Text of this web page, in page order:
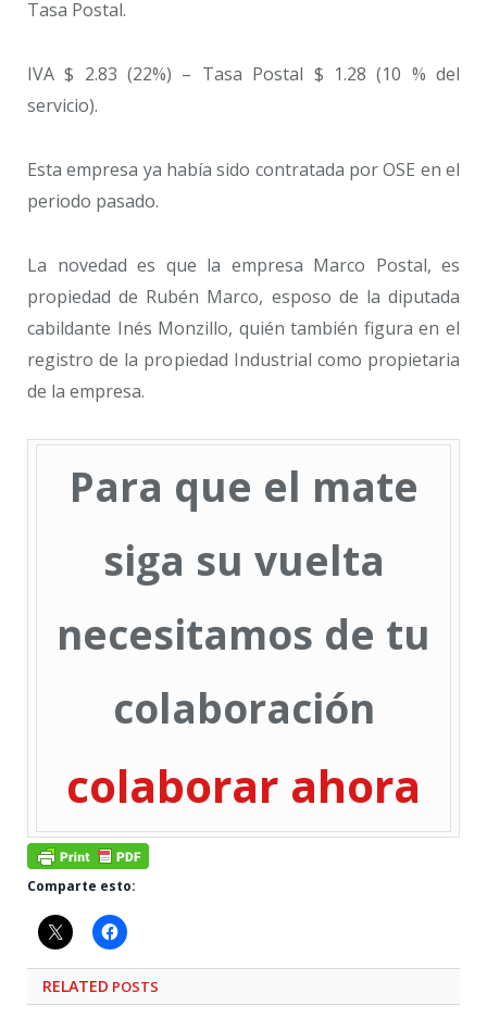
Tasa Postal.
IVA $ 2.83 (22%) – Tasa Postal $ 1.28 (10 % del
servicio).
Esta empresa ya había sido contratada por OSE en el
periodo pasado.
La novedad es que la empresa Marco Postal, es
propiedad de Rubén Marco, esposo de la diputada
cabildante Inés Monzillo, quién también figura en el
registro de la propiedad Industrial como propietaria
de la empresa.
Para que el mate
siga su vuelta
necesitamos de tu
colaboración
colaborar ahora
Comparte esto:
RELATED POSTS